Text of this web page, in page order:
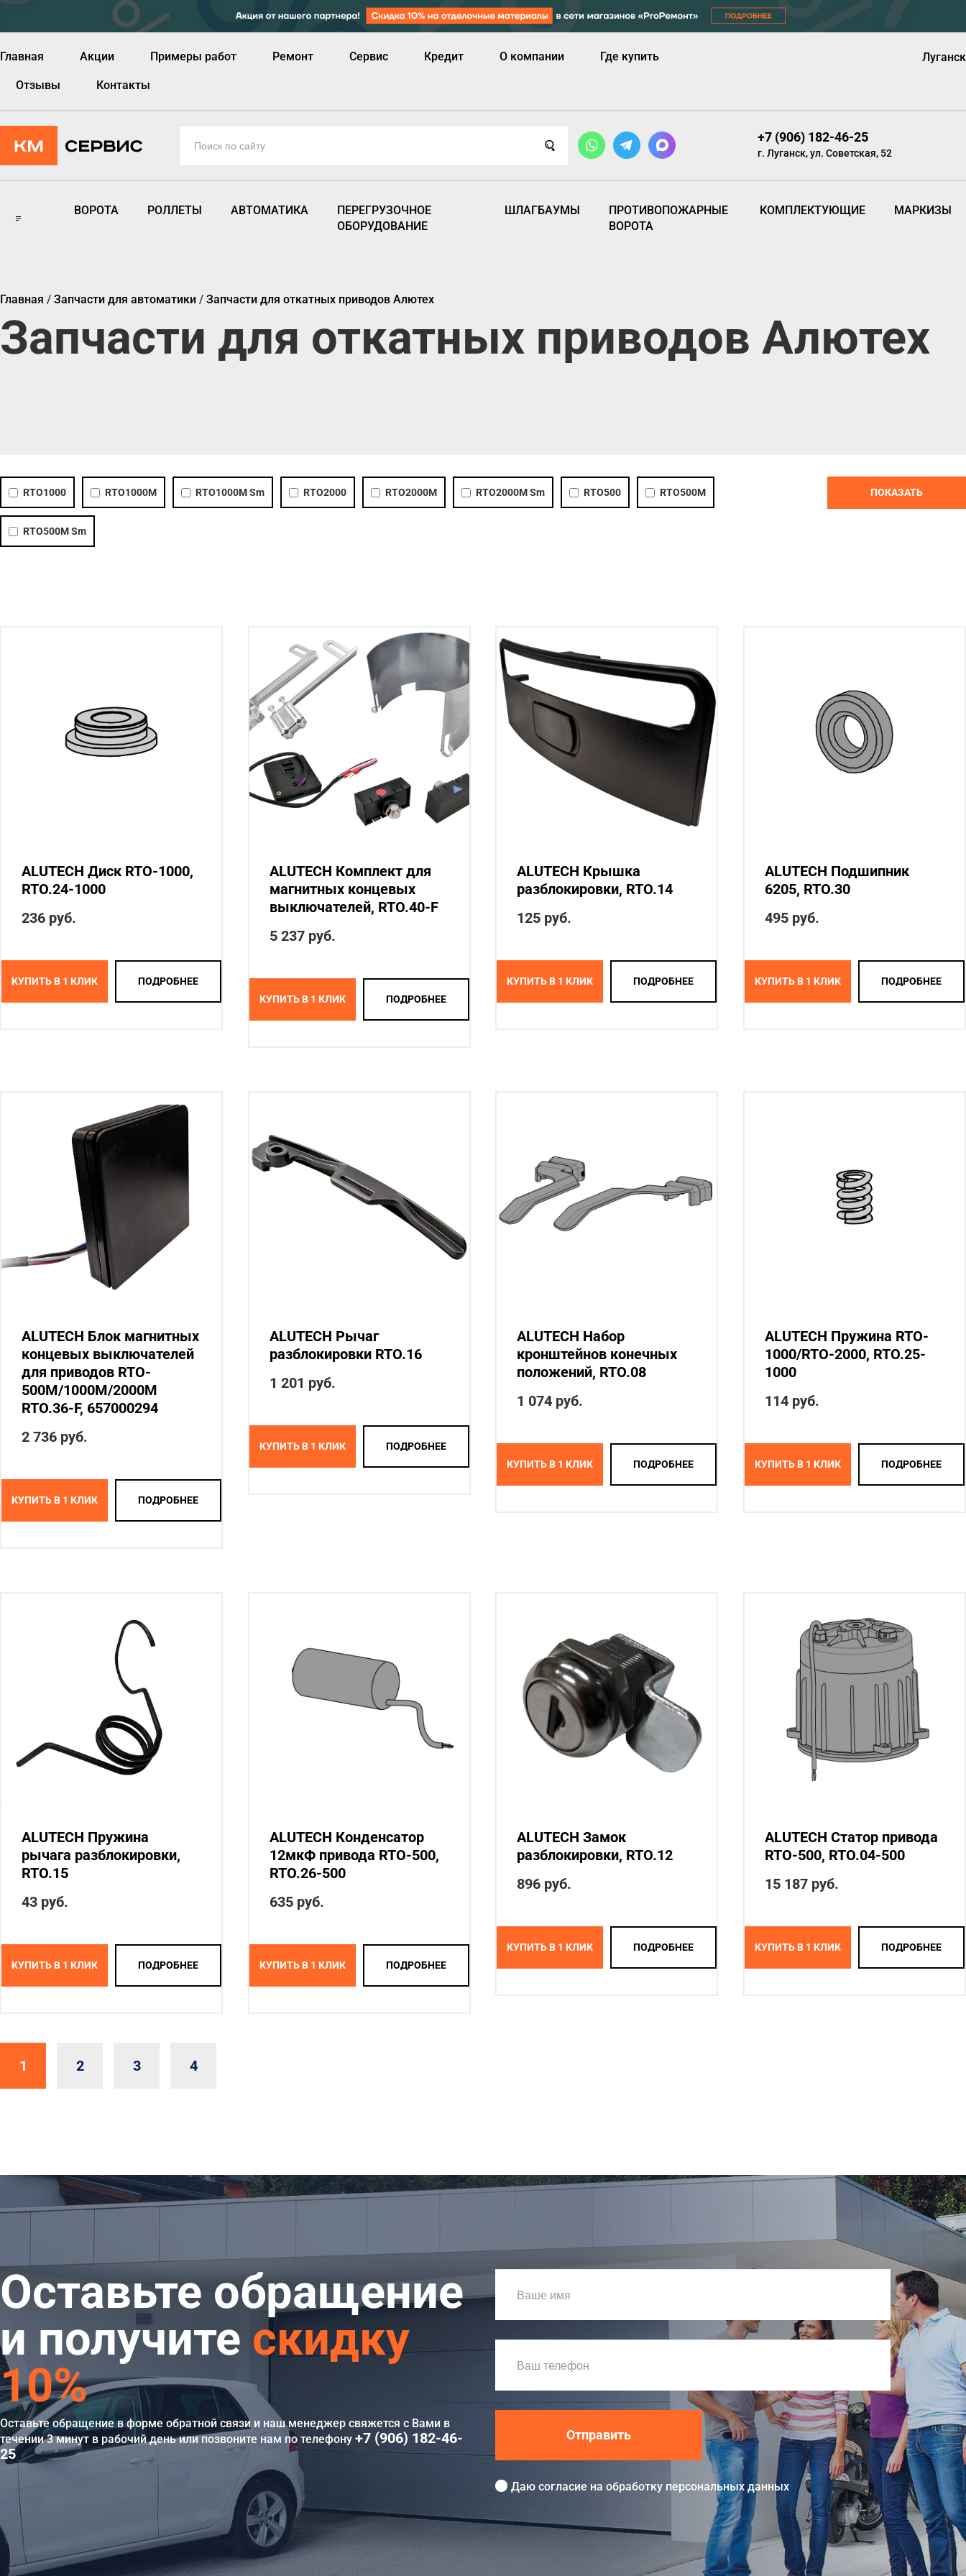
Главная Акции Примеры работ Ремонт Сервис Кредит О компании Где купить
Отзывы Контакты
Луганск
+7 (906) 182-46-25
г. Луганск, ул. Советская, 52
ВОРОТА РОЛЛЕТЫ АВТОМАТИКА
ПЕРЕГРУЗОЧНОЕ
ОБОРУДОВАНИЕ
ШЛАГБАУМЫ
ПРОТИВОПОЖАРНЫЕ
ВОРОТА
КОМПЛЕКТУЮЩИЕ МАРКИЗЫ
Главная / Запчасти для автоматики / Запчасти для откатных приводов Алютех
Запчасти для откатных приводов Алютех
RTO1000 RTO1000M RTO1000M Sm RTO2000 RTO2000M RTO2000M Sm RTO500 RTO500M
RTO500M Sm
ПОКАЗАТЬ
ALUTECH Диск RTO-1000,
RTO.24-1000
236 руб.
КУПИТЬ В 1 КЛИК ПОДРОБНЕЕ
ALUTECH Комплект для
магнитных концевых
выключателей, RTO.40-F
5 237 руб.
КУПИТЬ В 1 КЛИК ПОДРОБНЕЕ
ALUTECH Крышка
разблокировки, RTO.14
125 руб.
КУПИТЬ В 1 КЛИК ПОДРОБНЕЕ
ALUTECH Подшипник
6205, RTO.30
495 руб.
КУПИТЬ В 1 КЛИК ПОДРОБНЕЕ
ALUTECH Блок магнитных
концевых выключателей
для приводов RTO-
500M/1000M/2000M
RTO.36-F, 657000294
2 736 руб.
КУПИТЬ В 1 КЛИК ПОДРОБНЕЕ
ALUTECH Рычаг
разблокировки RTO.16
1 201 руб.
КУПИТЬ В 1 КЛИК ПОДРОБНЕЕ
ALUTECH Набор
кронштейнов конечных
положений, RTO.08
1 074 руб.
КУПИТЬ В 1 КЛИК ПОДРОБНЕЕ
ALUTECH Пружина RTO-
1000/RTO-2000, RTO.25-
1000
114 руб.
КУПИТЬ В 1 КЛИК ПОДРОБНЕЕ
ALUTECH Пружина
рычага разблокировки,
RTO.15
43 руб.
КУПИТЬ В 1 КЛИК ПОДРОБНЕЕ
ALUTECH Конденсатор
12мкФ привода RTO-500,
RTO.26-500
635 руб.
КУПИТЬ В 1 КЛИК ПОДРОБНЕЕ
ALUTECH Замок
разблокировки, RTO.12
896 руб.
КУПИТЬ В 1 КЛИК ПОДРОБНЕЕ
ALUTECH Статор привода
RTO-500, RTO.04-500
15 187 руб.
КУПИТЬ В 1 КЛИК ПОДРОБНЕЕ
1 2 3 4
Оставьте обращение
и получите скидку
10%
Оставьте обращение в форме обратной связи и наш менеджер свяжется с Вами в
течении 3 минут в рабочий день или позвоните нам по телефону +7 (906) 182-46-
25
Отправить
Даю согласие наобработку персональных данных